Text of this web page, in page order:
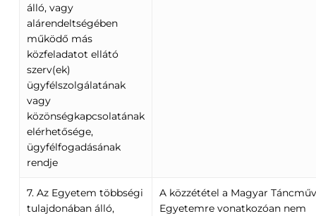
álló, vagy
alárendeltségében
működő más
közfeladatot ellátó
szerv(ek)
ügyfélszolgálatának
vagy
közönségkapcsolatának
elérhetősége,
ügyfélfogadásának
rendje
7. Az Egyetem többségi
tulajdonában álló,
A közzététel a Magyar
Egyetemre vonatkozóan nem